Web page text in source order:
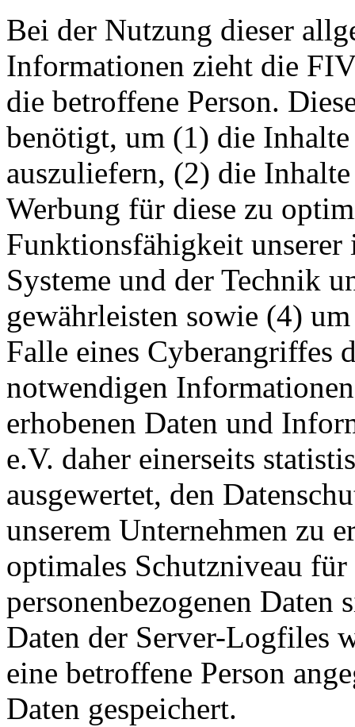
Bei der Nutzung dieser
Informationen zieht die
die betroffene Person.
benötigt, um (1) die
auszuliefern, (2) die
Werbung für diese zu
Funktionsfähigkeit
Systeme und der Technik
gewährleisten sowie (4)
Falle eines Cyberangriffes
notwendigen
erhobenen Daten und
e.V. daher einerseits
ausgewertet, den
unserem Unternehmen zu
optimales Schutzniveau
personenbezogenen Daten
Daten der Server-Logfiles
eine betroffene Person
Daten gespeichert.